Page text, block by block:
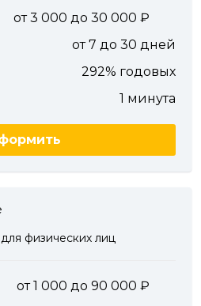
от 3 000 до 30 000
от 7 до 30 дней
292% годовых
1 минута
физических лиц
от 1 000 до 90 000